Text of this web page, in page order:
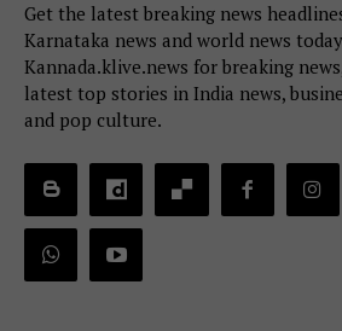
Get the latest breaking news
Karnataka news and world news
Kannada.klive.news for breaking
latest top stories in India news,
and pop culture.